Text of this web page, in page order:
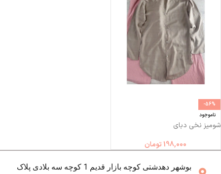
-56%
ناموجود
شومیز نخی دبای
198,000 تومان
بوشهر دهدشتی کوچه بازار قدیم 1 کوچه سه بلادی پلاک